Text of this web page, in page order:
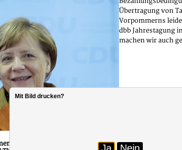
stattfand, ließen es sich der Ehrenvorsitzende des
Übertragung von
Vorpommerns
dbb Jahrestagung
machen wir auch
Mit Bild drucken?